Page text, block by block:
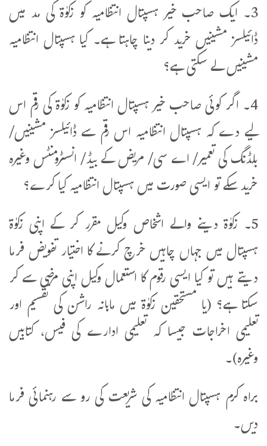
3۔ ایک صاحب خیر ہسپتال انتظامیہ کو زکوٰۃ کی مد میں
ڈائیلسز مشینیں خرید کر دینا چاہتا ہے۔ کیا ہسپتال انتظامیہ
مشینیں لے سکتی ہے؟
4۔ اگر کوئی صاحب خیر ہسپتال انتظامیہ کو زکوٰۃ کی رقم اس
لیے دے کہ ہسپتال انتظامیہ اس رقم سے ڈائیلسز مشینیں/
بلڈنگ کی تعمیر/ اے سی/ مریض کے بیڈ/ انسٹرومنٹس وغیرہ
خرید سکے تو ایسی صورت میں ہسپتال انتظامیہ کیا کرے؟
5۔ زکوٰۃ دینے والے اشخاص وکیل مقرر کر کے اپنی زکوٰۃ
ہسپتال میں جہاں چاہیں خرچ کرنے کا اختیار تفویض فرما
دیتے ہیں تو کیا ایسی رقوم کا استعمال وکیل اپنی مرضی سے کر
سکتا ہے؟ (یا مستحقین زکوٰۃ میں ماہانہ راشن کی تقسیم اور
تعلیمی اخراجات جیسا کہ تعلیمی ادارے کی فیس، کتابیں
وغیرہ)۔
براہ کرم ہسپتال انتظامیہ کی شریعت کی رو سے رہنمائی فرما
دیں۔